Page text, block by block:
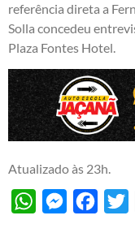
referência direta a
Solla concedeu
Plaza Fontes Hotel.
Atualizado às 23h.
WhatsAppMessenger